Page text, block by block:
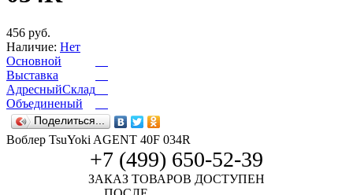
456 руб.
Наличие: Нет
Основной
Выставка
АдресныйСклад
Объединеный
Поделиться...
Воблер TsuYoki AGENT 40F 034R
+7 (499) 650-52-39
ЗАКАЗ ТОВАРОВ ДОСТУПЕН